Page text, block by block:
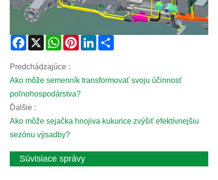
Facebook
X WhatsAppPinterestLinkedIn
Predchádzajúce :
Ako môže semenník transformovať svoju účinnosť
poľnohospodárstva?
Ďalšie :
Ako môže sejačka hnojiva kukurice zvýšiť efektívnejšiu
sezónu výsadby?
Súvisiace správy